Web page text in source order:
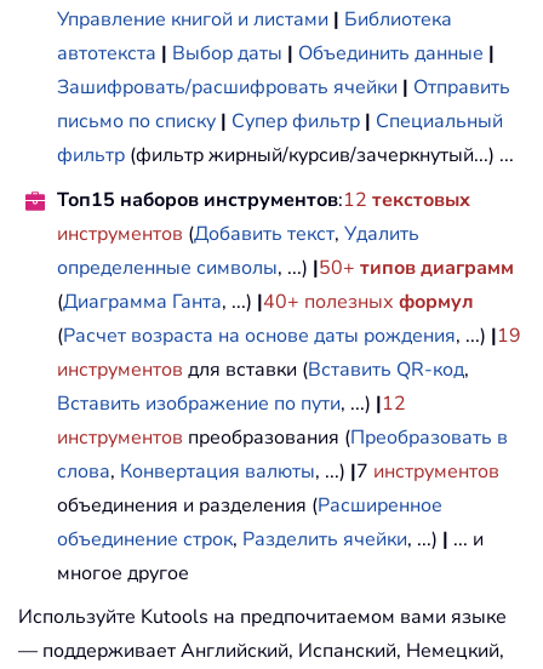
Управление книгой и листами | Библиотека
автотекста | Выбор даты | Объединить данные |
Зашифровать/расшифровать ячейки | Отправить
письмо по списку | Супер фильтр | Специальный
фильтр (фильтр жирный/курсив/зачеркнутый...) ...
Топ15 наборов инструментов:12 текстовых
инструментов (Добавить текст, Удалить
определенные символы, ...) |50+ типов диаграмм
(Диаграмма Ганта, ...) |40+ полезных формул
(Расчет возраста на основе даты рождения, ...) |19
инструментов для вставки (Вставить QR-код,
Вставить изображение по пути, ...) |12
инструментов преобразования (Преобразовать в
слова, Конвертация валюты, ...) |7 инструментов
объединения и разделения (Расширенное
объединение строк, Разделить ячейки, ...) | ... и
многое другое
Используйте Kutools на предпочитаемом вами языке
— поддерживает Английский, Испанский, Немецкий,